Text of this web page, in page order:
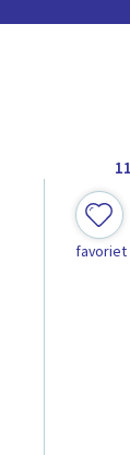
favoriet